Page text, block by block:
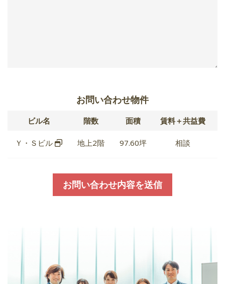
お問い合わせ物件
ビル名 階数 面積 賃料＋共益費
Ｙ・Ｓビル 地上2階 97.60坪 相談
お問い合わせ内容を送信